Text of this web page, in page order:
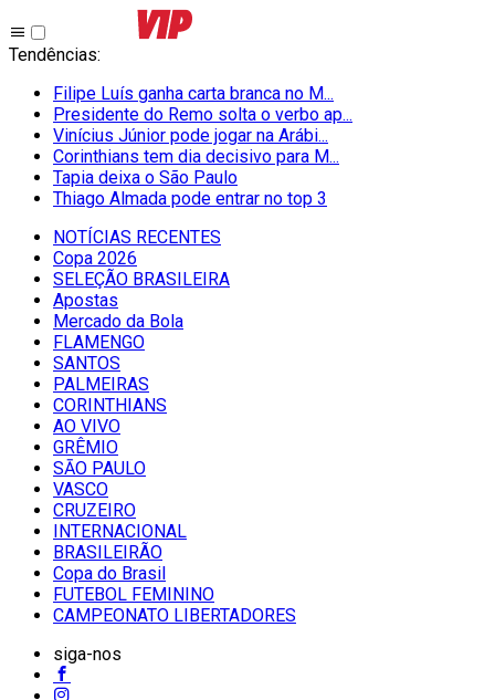
Tendências:
Filipe Luís ganha carta branca no M...
Presidente do Remo solta o verbo ap...
Vinícius Júnior pode jogar na Arábi...
Corinthians tem dia decisivo para M...
Tapia deixa o São Paulo
Thiago Almada pode entrar no top 3
NOTÍCIAS RECENTES
Copa 2026
SELEÇÃO BRASILEIRA
Apostas
Mercado da Bola
FLAMENGO
SANTOS
PALMEIRAS
CORINTHIANS
AO VIVO
GRÊMIO
SĀO PAULO
VASCO
CRUZEIRO
INTERNACIONAL
BRASILEIRÃO
Copa do Brasil
FUTEBOL FEMININO
CAMPEONATO LIBERTADORES
siga-nos